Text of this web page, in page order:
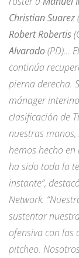
Christian Suarez
Robert Robertis
Alvarado(PD)…
continúa
pierna derecha.
mánager
clasificación de
nuestras
hemos hecho
ha sido toda la
instante”,
Network.
sustentar
ofensiva con las
pitcheo.